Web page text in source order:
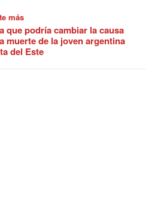
más
que podría cambiar la causa
muerte de la joven argentina
del Este